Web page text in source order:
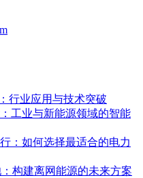
行业应用与技术突破
工业与新能源领域的智能
：如何选择最适合的电力
构建离网能源的未来方案